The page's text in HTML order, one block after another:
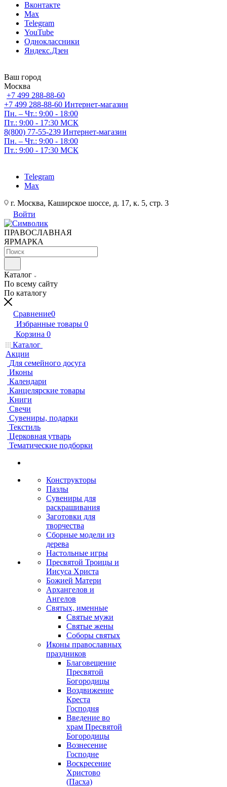
Вконтакте
Max
Telegram
YouTube
Одноклассники
Яндекс.Дзен
Ваш город
Москва
+7 499 288-88-60
+7 499 288-88-60 Интернет-магазин
Пн. – Чт.: 9:00 - 18:00
Пт.: 9:00 - 17:30 МСК
8(800) 77-55-239 Интернет-магазин
Пн. – Чт.: 9:00 - 18:00
Пт.: 9:00 - 17:30 МСК
Telegram
Max
г. Москва, Каширское шоссе, д. 17, к. 5, стр. 3
Войти
ПРАВОСЛАВНАЯ
ЯРМАРКА
Каталог
По всему сайту
По каталогу
Сравнение0
Избранные товары 0
Корзина 0
Каталог
Акции
Для семейного досуга
Иконы
Календари
Канцелярские товары
Книги
Свечи
Сувениры, подарки
Текстиль
Церковная утварь
Тематические подборки
Конструкторы
Пазлы
Сувениры для
раскрашивания
Заготовки для
творчества
Сборные модели из
дерева
Настольные игры
Пресвятой Троицы и
Иисуса Христа
Божией Матери
Архангелов и
Ангелов
Святых, именные
Святые мужи
Святые жены
Соборы святых
Иконы православных
праздников
Благовещение
Пресвятой
Богородицы
Воздвижение
Креста
Господня
Введение во
храм Пресвятой
Богородицы
Вознесение
Господне
Воскресение
Христово
(Пасха)